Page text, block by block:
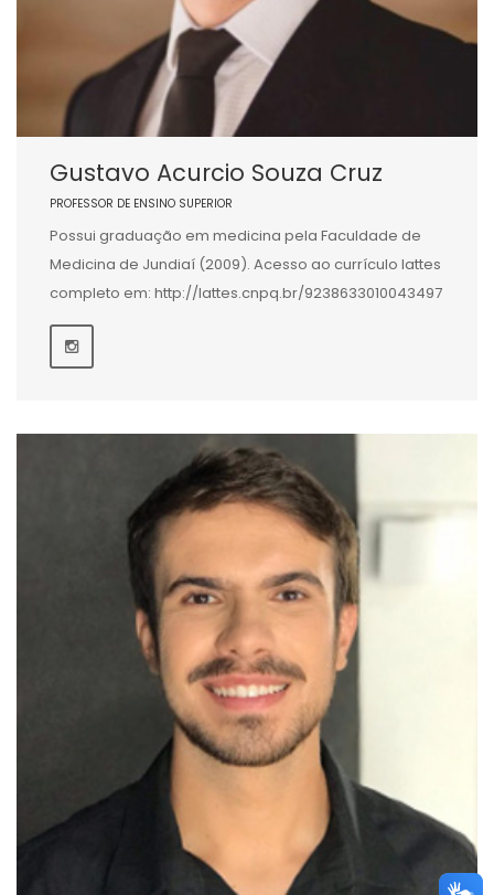
Gustavo Acurcio Souza Cruz
PROFESSOR DE ENSINO SUPERIOR
Possui graduação em medicina pela Faculdade de
Medicina de Jundiaí (2009). Acesso ao currículo lattes
completo em: http://lattes.cnpq.br/9238633010043497